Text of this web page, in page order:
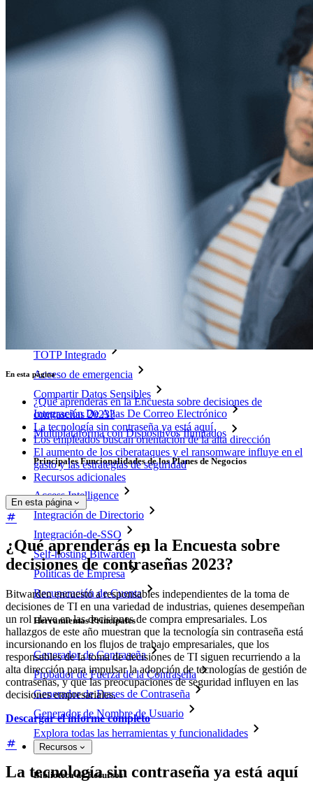
Gestión de secretos cifrados de extremo a extremo para
desarrollo, DevOps y equipos de TI.
Passwordless.dev y Passkeys
Desbloquea las funciones de la llave maestra y mucho más
Funcionalidades Principales de los Planes Personales
TOTP Integrado
Acceso de emergencia
Compartir Datos Sensibles
Integración De Alias De Correo Electrónico
Multiplataforma con Dispositivos Ilimitados
Principales Funcionalidades de los Planes de Negocios
Access Intelligence
Integración de Directorio
Integración-de-SSO
Self-hosting Bitwarden
Políticas de Empresa
Recuperación de Cuenta
Herramientas Principales
Generador de Contraseña
Probador de Fuerza de la Contraseña
Generador de Frases de Contraseña
Generador de Nombre de Usuario
Explora todas las herramientas y funcionalidades
Recursos
Biblioteca de Recursos
En esta página
¿Qué aprenderás en la Encuesta sobre decisiones de
contraseñas 2023?
La tecnología sin contraseña ya está aquí
Los empleados buscan orientación de la alta dirección
El aumento de los ciberataques y el ransomware influye en el
gasto y las estrategias de seguridad
Recursos adicionales
En esta página
¿Qué aprenderás en la Encuesta sobre
decisiones de contraseñas 2023?
Bitwarden encuestó a responsables independientes de la toma de
decisiones de TI en una variedad de industrias, quienes desempeñan
un rol clave en las decisiones de compra empresariales. Los
hallazgos de este año muestran que la tecnología sin contraseña está
incursionando en los flujos de trabajo empresariales, que los
responsables de la toma de decisiones de TI siguen recurriendo a la
alta dirección para impulsar la adopción de tecnologías de gestión de
contraseñas, y que las preocupaciones de seguridad influyen en las
decisiones empresariales.
Descargar el informe completo
La tecnología sin contraseña ya está aquí